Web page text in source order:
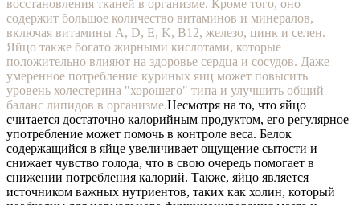
восстановления тканей в организме. Кроме того, оно
содержит большое количество витаминов и минералов,
включая витамины A, D, E, K, B12, железо, цинк и селен.
Яйцо также богато жирными кислотами, которые
положительно влияют на здоровье сердца и сосудов. Даже
умеренное потребление куриных яиц может повысить
уровень холестерина "хорошего" типа и улучшить общий
баланс липидов в организме.Несмотря на то, что яйцо
считается достаточно калорийным продуктом, его регулярное
употребление может помочь в контроле веса. Белок
содержащийся в яйце увеличивает ощущение сытости и
снижает чувство голода, что в свою очередь помогает в
снижении потребления калорий. Также, яйцо является
источником важных нутриентов, таких как холин, который